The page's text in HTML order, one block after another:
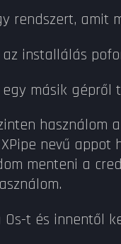
rendszert, amit
installálás
másik gépről
nevű
menteni a
t és innentől